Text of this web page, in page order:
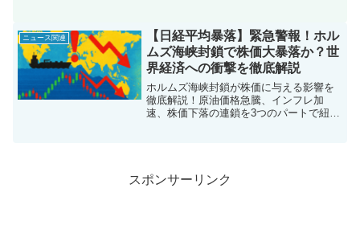
くピックアップし、多彩な視点から広末
涼子の変化や魅力を徹底分析。さらに、
今後の活動やファンが寄せる熱い声に注
目し、日本を代表する女優としての存在
感を再認識します。激変とも言われる彼
女の姿に込められた思いと、その背景に
あるエンタメ界の動向を一挙に紹介。
ニュース関連
【日経平均暴落】緊急警報！ホル
ムズ海峡封鎖で株価大暴落か？世
界経済への衝撃を徹底解説
ホルムズ海峡封鎖が株価に与える影響を
徹底解説！原油価格急騰、インフレ加
速、株価下落の連鎖を3つのパートで紐解
スポンサーリンク